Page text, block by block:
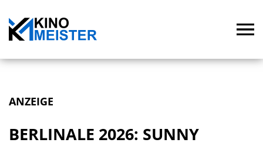
ANZEIGE
BERLINALE 2026: SUNNY